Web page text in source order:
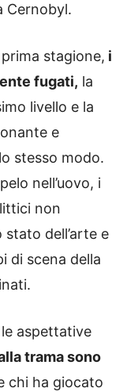
Cernobyl.
stagione, i
fugati, la
livello e la
e
stesso modo.
nell’uovo, i
non
dell’arte e
di scena della
aspettative
trama sono
chi ha giocato